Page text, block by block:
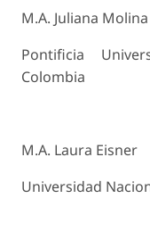
M.A. Juliana
Pontificia
Colombia
M.A. Laura Eisner
Universidad